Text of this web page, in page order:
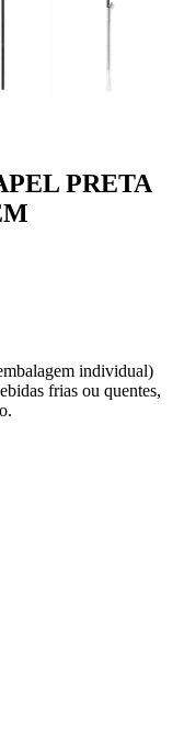
PRETA
individual)
frias ou quentes,